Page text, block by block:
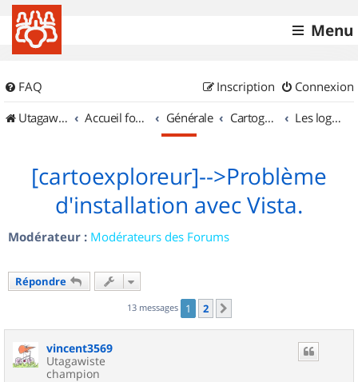
Menu
FAQ Connexion
Inscription
UtagawaVTT (Randos VTT et VTTAE avec traces GPS)
Accueil forum Générale Cartographie et GPS Les logiciels
[cartoexploreur]-->Problème
d'installation avec Vista.
Modérateur : Modérateurs des Forums
Répondre
13 messages 1 2
vincent3569
Utagawiste
champion